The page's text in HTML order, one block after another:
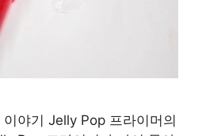
야기 Jelly Pop 프라이머의